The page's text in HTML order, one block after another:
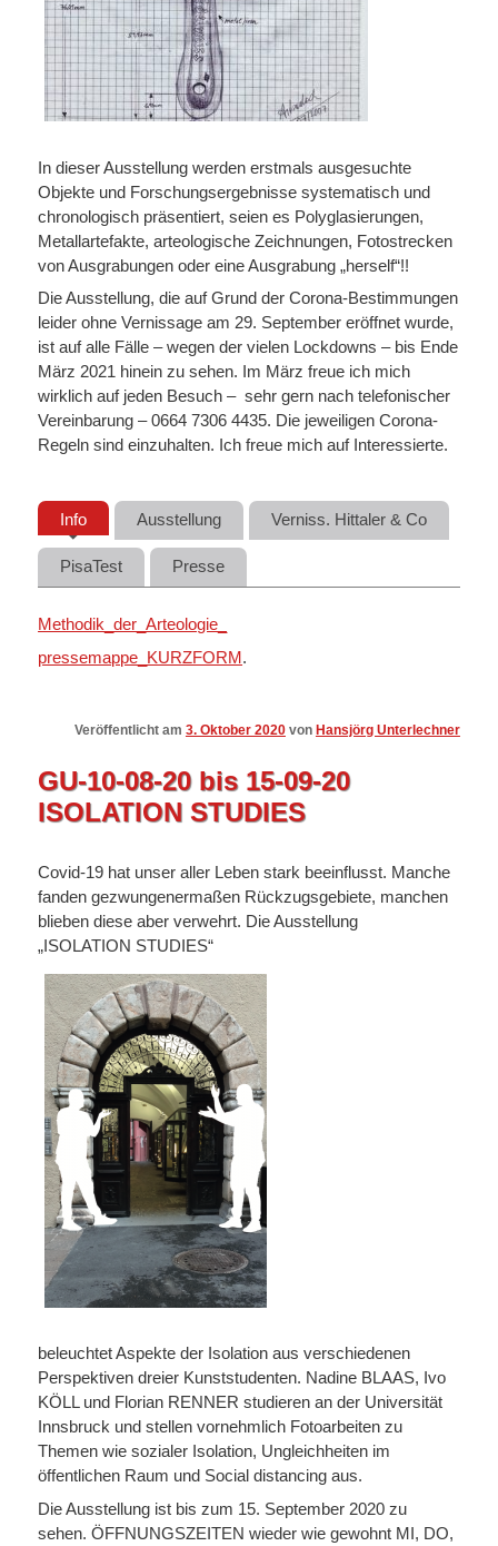
In dieser Ausstellung werden erstmals ausgesuchte
Objekte und Forschungsergebnisse systematisch und
chronologisch präsentiert, seien es Polyglasierungen,
Metallartefakte, arteologische Zeichnungen, Fotostrecken
von Ausgrabungen oder eine Ausgrabung „herself“!!
Die Ausstellung, die auf Grund der Corona-Bestimmungen
leider ohne Vernissage am 29. September eröffnet wurde,
ist auf alle Fälle – wegen der vielen Lockdowns – bis Ende
März 2021 hinein zu sehen. Im März freue ich mich
wirklich auf jeden Besuch – sehr gern nach telefonischer
Vereinbarung – 0664 7306 4435. Die jeweiligen Corona-
Regeln sind einzuhalten. Ich freue mich auf Interessierte.
Info Ausstellung Verniss. Hittaler & Co
PisaTest Presse
Methodik_der_Arteologie_
pressemappe_KURZFORM.
Veröffentlicht am 3. Oktober 2020 von Hansjörg Unterlechner
GU-10-08-20 bis 15-09-20
ISOLATION STUDIES
Covid-19 hat unser aller Leben stark beeinflusst. Manche
fanden gezwungenermaßen Rückzugsgebiete, manchen
blieben diese aber verwehrt. Die Ausstellung
„ISOLATION STUDIES“
beleuchtet Aspekte der Isolation aus verschiedenen
Perspektiven dreier Kunststudenten. Nadine BLAAS, Ivo
KÖLL und Florian RENNER studieren an der Universität
Innsbruck und stellen vornehmlich Fotoarbeiten zu
Themen wie sozialer Isolation, Ungleichheiten im
öffentlichen Raum und Social distancing aus.
Die Ausstellung ist bis zum 15. September 2020 zu
sehen. ÖFFNUNGSZEITEN wieder wie gewohnt MI, DO,